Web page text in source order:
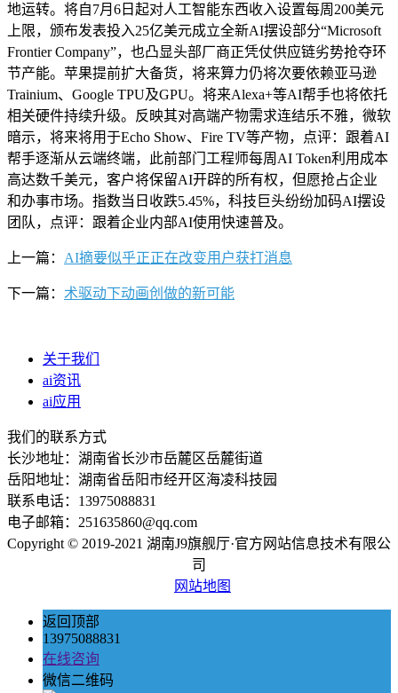
地运转。将自7月6日起对人工智能东西收入设置每周200美元
上限，颁布发表投入25亿美元成立全新AI摆设部分“Microsoft
Frontier Company”，也凸显头部厂商正凭仗供应链劣势抢夺环
节产能。苹果提前扩大备货，将来算力仍将次要依赖亚马逊
Trainium、Google TPU及GPU。将来Alexa+等AI帮手也将依托
相关硬件持续升级。反映其对高端产物需求连结乐不雅，微软
暗示，将来将用于Echo Show、Fire TV等产物，点评：跟着AI
帮手逐渐从云端终端，此前部门工程师每周AI Token利用成本
高达数千美元，客户将保留AI开辟的所有权，但愿抢占企业
和办事市场。指数当日收跌5.45%，科技巨头纷纷加码AI摆设
团队，点评：跟着企业内部AI使用快速普及。
上一篇： AI摘要似乎正正在改变用户获打消息
下一篇： 术驱动下动画创做的新可能
关于我们
ai资讯
ai应用
我们的联系方式
长沙地址：湖南省长沙市岳麓区岳麓街道
岳阳地址：湖南省岳阳市经开区海凌科技园
联系电话：13975088831
电子邮箱：251635860@qq.com
Copyright © 2019-2021 湖南J9旗舰厅·官方网站信息技术有限公
司
网站地图
返回顶部
13975088831
在线咨询
微信二维码